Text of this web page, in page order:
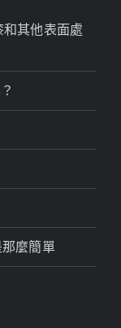
其他表面處
麼簡單